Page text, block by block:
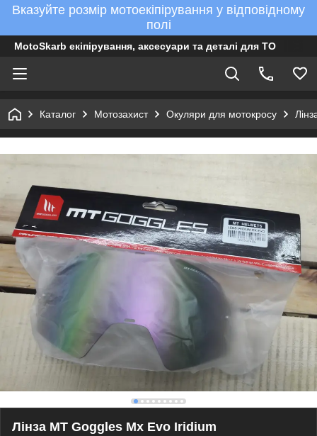
Вказуйте розмір мотоекіпірування у відповідному
полі
MotoSkarb екіпірування, аксесуари та деталі для ТО
Каталог Мотозахист Окуляри для мотокросу
Лінза MT Goggles Mx Evo Iridium